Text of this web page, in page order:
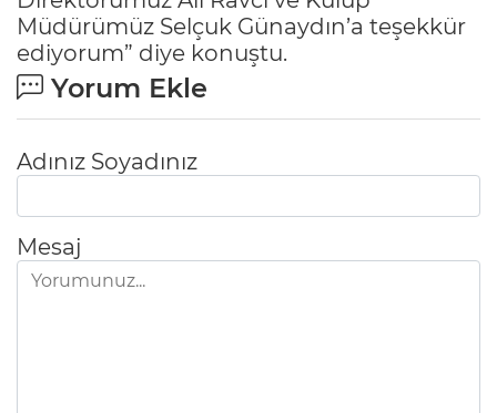
Müdürümüz Selçuk Günaydın’a teşekkür
ediyorum” diye konuştu.
Yorum Ekle
Adınız Soyadınız
Mesaj